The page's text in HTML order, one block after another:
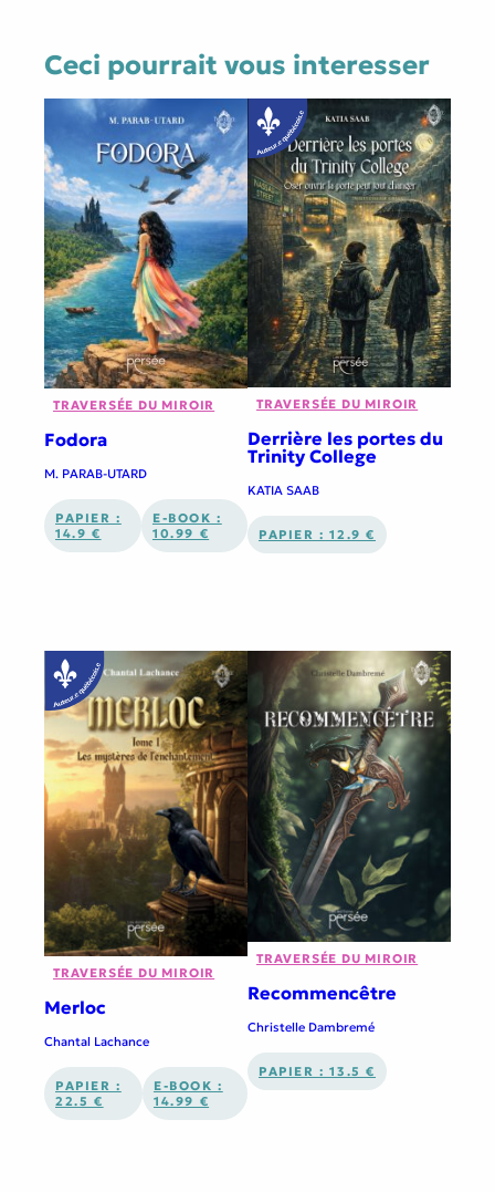
Ceci pourrait vous interesser
TRAVERSÉE DU MIROIR
Fodora
M. PARAB-UTARD
PAPIER :
14.9 €
E-BOOK :
10.99 €
TRAVERSÉE DU MIROIR
Derrière les portes du
Trinity College
KATIA SAAB
PAPIER : 12.9 €
TRAVERSÉE DU MIROIR
Merloc
Chantal Lachance
PAPIER :
22.5 €
E-BOOK :
14.99 €
TRAVERSÉE DU MIROIR
Recommencêtre
Christelle Dambremé
PAPIER : 13.5 €